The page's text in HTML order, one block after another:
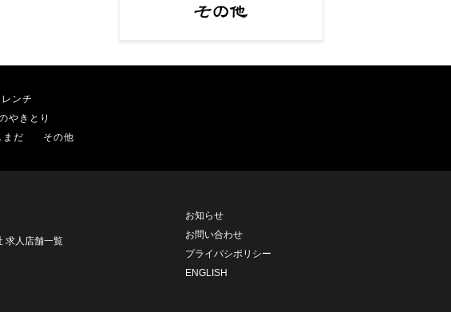
ンチ
やきとり
まだ その他
求人店舗一覧
お知らせ
お問い合わせ
プライバシポリシー
ENGLISH